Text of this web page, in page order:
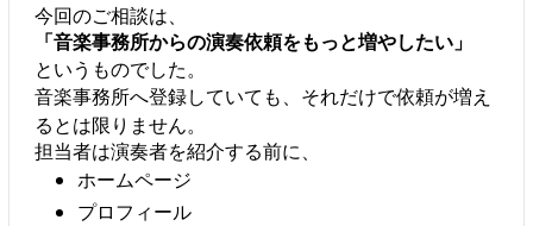
今回のご相談は、
「音楽事務所からの演奏依頼をもっと増やしたい」
というものでした。
音楽事務所へ登録していても、それだけで依頼が増え
るとは限りません。
担当者は演奏者を紹介する前に、
ホームページ
プロフィール